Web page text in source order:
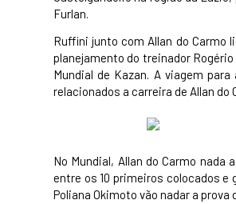
Furlan.
Ruffini junto com Allan do Carmo
planejamento do treinador
Mundial de Kazan. A viagem
relacionados a carreira de Allan do
No Mundial, Allan do Carmo nada
entre os 10 primeiros colocados e
Poliana Okimoto vão nadar a prova